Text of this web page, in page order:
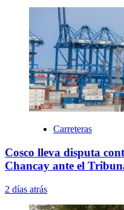
Carreteras
Cosco lleva disputa
Chancay ante el
2 días atrás